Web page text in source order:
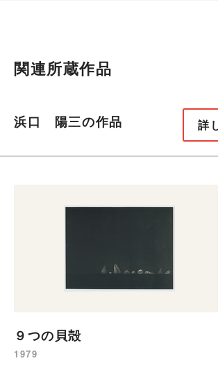
関連所蔵作品
浜口 陽三の作品 詳
９つの貝殻
1979